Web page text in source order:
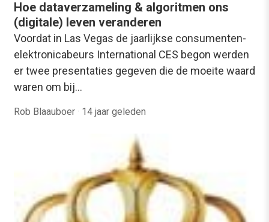
Hoe dataverzameling & algoritmen ons
(digitale) leven veranderen
Voordat in Las Vegas de jaarlijkse consumenten-
elektronicabeurs International CES begon werden
er twee presentaties gegeven die de moeite waard
waren om bij…
Rob Blaauboer · 14 jaar geleden